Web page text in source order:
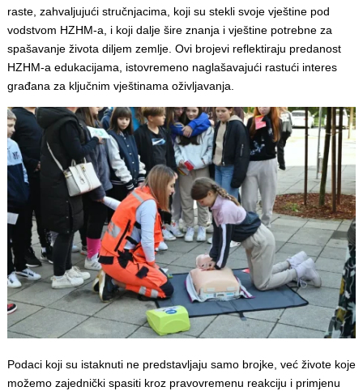
raste, zahvaljujući stručnjacima, koji su stekli svoje vještine pod
vodstvom HZHM-a, i koji dalje šire znanja i vještine potrebne za
spašavanje života diljem zemlje. Ovi brojevi reflektiraju predanost
HZHM-a edukacijama, istovremeno naglašavajući rastući interes
građana za ključnim vještinama oživljavanja.
Podaci koji su istaknuti ne predstavljaju samo brojke, već živote koje
možemo zajednički spasiti kroz pravovremenu reakciju i primjenu